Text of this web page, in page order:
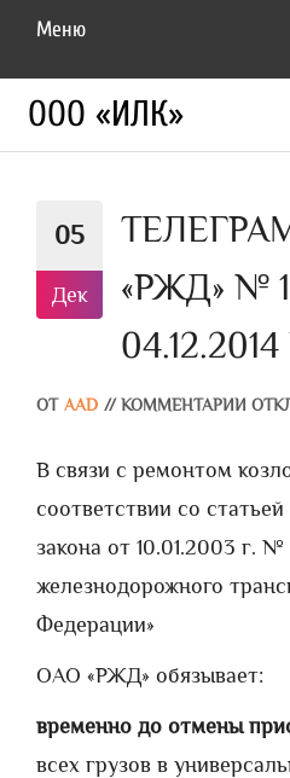
Меню
ООО «ИЛК»
05
Дек
«РЖД» №
04.12.2014
ОТ AAD // КОММЕНТАРИИ
В связи с ремонтом
соответствии со
закона от 10.01.2003 г. №
железнодорожного
Федерации»
ОАО «РЖД» обязывает:
временно до отмены
всех грузов в